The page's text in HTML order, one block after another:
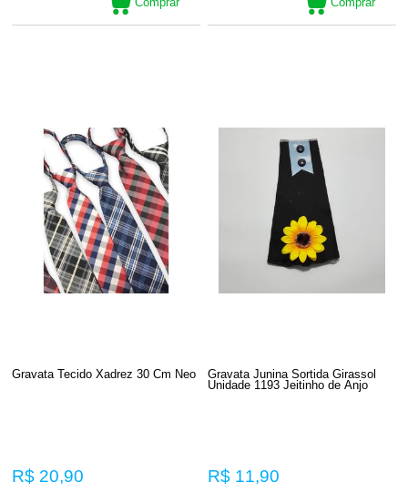
Gravata Tecido Xadrez 30 Cm Neo
R$ 20,90
Gravata Junina Sortida Girassol
Unidade 1193 Jeitinho de Anjo
R$ 11,90